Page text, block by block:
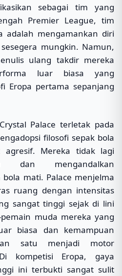
sebagai tim yang
Premier League, tim
adalah mengamankan diri
mungkin. Namun,
ulang takdir mereka
luar biasa yang
Eropa pertama sepanjang
Palace terletak pada
filosofi sepak bola
agresif. Mereka tidak lagi
dan mengandalkan
mati. Palace menjelma
ruang dengan intensitas
sangat tinggi sejak di lini
muda mereka yang
biasa dan kemampuan
satu menjadi motor
kompetisi Eropa, gaya
ini terbukti sangat sulit